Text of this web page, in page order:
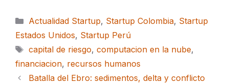
Categorías
Actualidad Startup, Startup Colombia, Startup
Estados Unidos, Startup Perú
Etiquetas
capital de riesgo, computacion en la nube,
financiacion, recursos humanos
Batalla del Ebro: sedimentos, delta y conflicto